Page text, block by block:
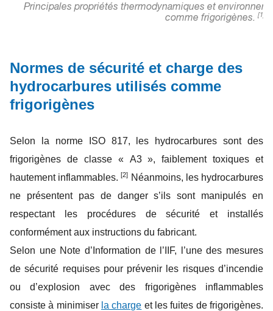
Principales propriétés thermodynamiques et
comme frigorigènes.[1],
Normes de sécurité et charge des
hydrocarbures utilisés comme
frigorigènes
Selon la norme ISO 817, les hydrocarbures sont des
frigorigènes de classe « A3 », faiblement toxiques et
hautement inflammables.[2] Néanmoins, les hydrocarbures
ne présentent pas de danger s’ils sont manipulés en
respectant les procédures de sécurité et installés
conformément aux instructions du fabricant.
Selon une Note d’Information de l’IIF, l’une des mesures
de sécurité requises pour prévenir les risques d’incendie
ou d’explosion avec des frigorigènes inflammables
consiste à minimiser la charge et les fuites de frigorigènes.